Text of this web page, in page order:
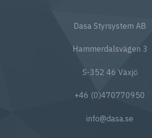
Dasa Styrsystem AB
Hammerdalsvägen 3
S-352 46 Växjö
+46 (0)470770950
info@dasa.se